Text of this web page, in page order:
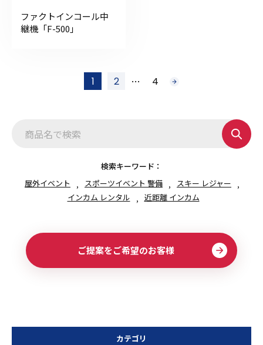
カテゴリ
ファクトインコール中
継機「F-500」
1 2 … 4 次
検索キーワード：
屋外イベント
スポーツイベント 警備
スキー レジャー
インカム レンタル
近距離 インカム
ご提案をご希望のお客様